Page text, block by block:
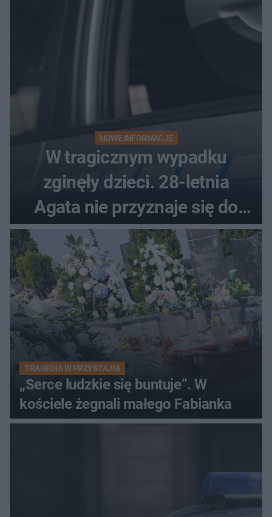
NOWE INFORMACJE
W tragicznym wypadku
zginęły dzieci. 28-letnia
Agata nie przyznaje się do
winy
TRAGEDIA W PRZYSTAJNI
„Serce ludzkie się buntuje”. W
kościele żegnali małego Fabianka